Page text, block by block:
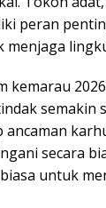
peran
kemarau
semakin
ancaman
secara
untuk